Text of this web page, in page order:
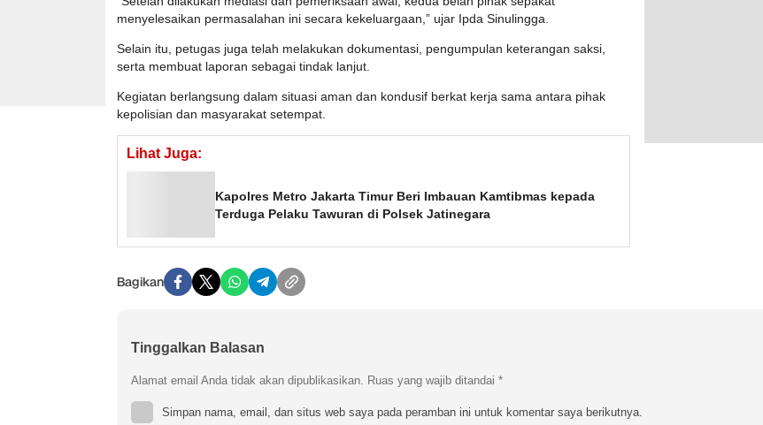
menyelesaikan permasalahan ini secara kekeluargaan,” ujar Ipda Sinulingga.
Selain itu, petugas juga telah melakukan dokumentasi, pengumpulan keterangan saksi,
serta membuat laporan sebagai tindak lanjut.
Kegiatan berlangsung dalam situasi aman dan kondusif berkat kerja sama antara pihak
kepolisian dan masyarakat setempat.
Lihat Juga:
Kapolres Metro Jakarta Timur Beri Imbauan Kamtibmas kepada
Terduga Pelaku Tawuran di Polsek Jatinegara
Bagikan
Tinggalkan Balasan
Alamat email Anda tidak akan dipublikasikan. Ruas yang wajib ditandai *
Simpan nama, email, dan situs web saya pada peramban ini untuk komentar saya berikutnya.